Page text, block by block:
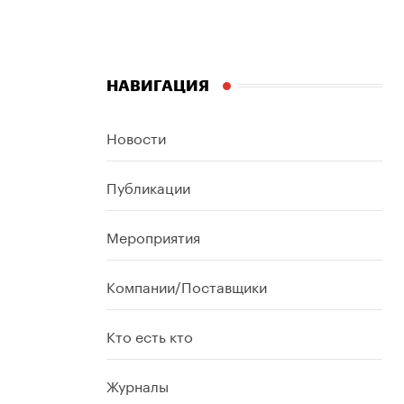
НАВИГАЦИЯ
Новости
Публикации
Мероприятия
Компании/Поставщики
Кто есть кто
Журналы